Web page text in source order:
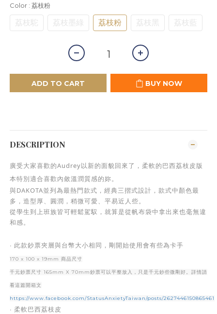
Color : 荔枝粉
荔枝駝 荔枝墨綠 荔枝粉 荔枝黑 荔枝藍
ADD TO CART BUY NOW
DESCRIPTION
廣受大家喜歡的Audrey以新的面貌回來了，柔軟的巴西荔枝皮版
本特別適合喜歡內斂溫潤質感的妳。
與DAKOTA並列為最熱門款式，經典三摺式設計，款式中顏色最
多，造型厚、圓潤，稍微可愛、平易近人些。
從學生到上班族皆可輕鬆駕馭，就算是從帆布袋中拿出來也毫無違
和感。
∙ 此款鈔票夾層與台幣大小相同，剛開始使用會有些為卡手
170 x 100 x 19mm 商品尺寸
千元鈔票尺寸 165mm X 70mm鈔票可以平整放入，只是千元鈔些微剛好。詳情請
看這篇開箱文
https://www.facebook.com/StatusAnxietyTaiwan/posts/2627446150865461
∙ 柔軟巴西荔枝皮